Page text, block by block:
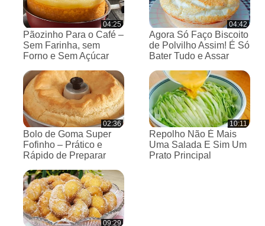
04:25
Pãozinho Para o Café –
Sem Farinha, sem
Forno e Sem Açúcar
04:42
Agora Só Faço Biscoito
de Polvilho Assim! É Só
Bater Tudo e Assar
02:36
Bolo de Goma Super
Fofinho – Prático e
Rápido de Preparar
10:11
Repolho Não É Mais
Uma Salada E Sim Um
Prato Principal
09:29